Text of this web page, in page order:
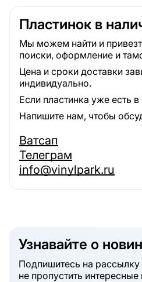
Пластинок в
Мы можем найти и
поиски, оформление и
Цена и сроки доставки
индивидуально.
Если пластинка уже есть
Напишите нам, чтобы
Ватсап
Телеграм
info@vinylpark.ru
Узнавайте о
Подпишитесь на
не пропустить